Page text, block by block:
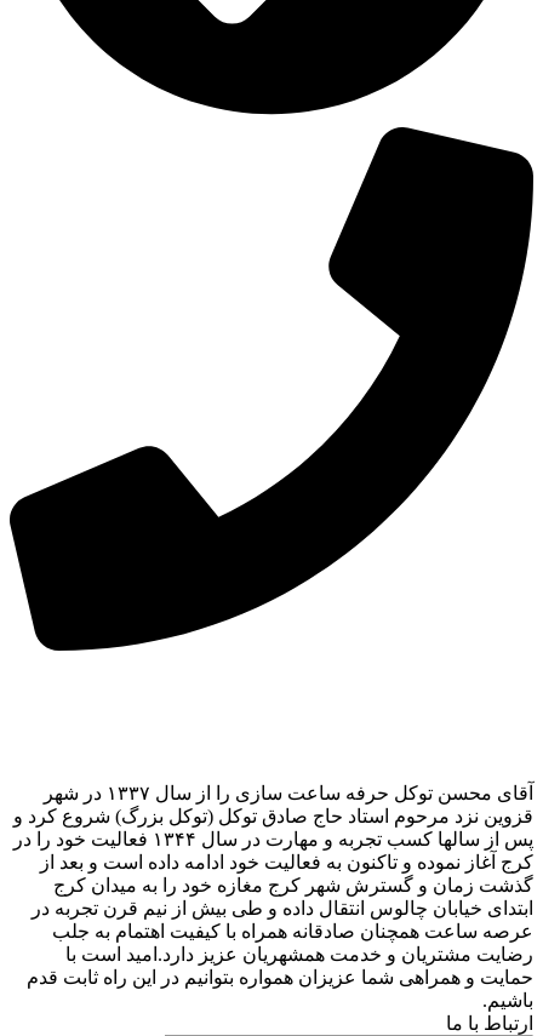
آقای محسن توکل حرفه ساعت سازی را از سال ۱۳۳۷ در شهر
قزوین نزد مرحوم استاد حاج صادق توکل (توکل بزرگ) شروع کرد و
پس از سالها کسب تجربه و مهارت در سال ۱۳۴۴ فعالیت خود را در
کرج آغاز نموده و تاکنون به فعالیت خود ادامه داده است و بعد از
گذشت زمان و گسترش شهر کرج مغازه خود را به میدان کرج
ابتدای خیابان چالوس انتقال داده و طی بیش از نیم قرن تجربه در
عرصه ساعت همچنان صادقانه همراه با کیفیت اهتمام به جلب
رضایت مشتریان و خدمت همشهریان عزیز دارد.امید است با
حمایت و همراهی شما عزیزان همواره بتوانیم در این راه ثابت قدم
باشیم.
ارتباط با ما